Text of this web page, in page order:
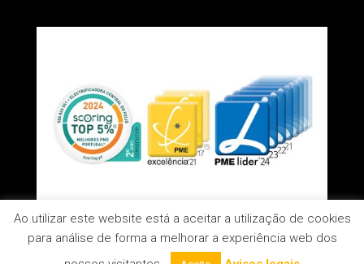
Ao utilizar este website está a aceitar a utilização de cookies
para análise de forma a melhorar a experiência web dos